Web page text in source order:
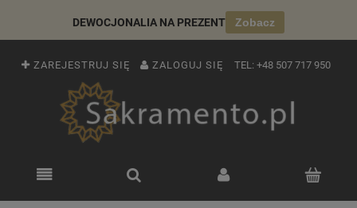
DEWOCJONALIA NA PREZENT Zobacz
ZAREJESTRUJ SIĘ ZALOGUJ SIĘ TEL: +48 507 717 950